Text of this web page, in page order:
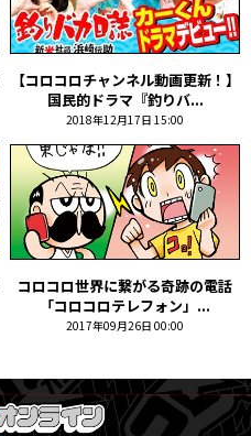
【コロコロチャンネル動画更新！】
国民的ドラマ『釣りバ...
2018年12月17日 15:00
コロコロ世界に繋がる奇跡の電話
「コロコロテレフォン」...
2017年09月26日 00:00